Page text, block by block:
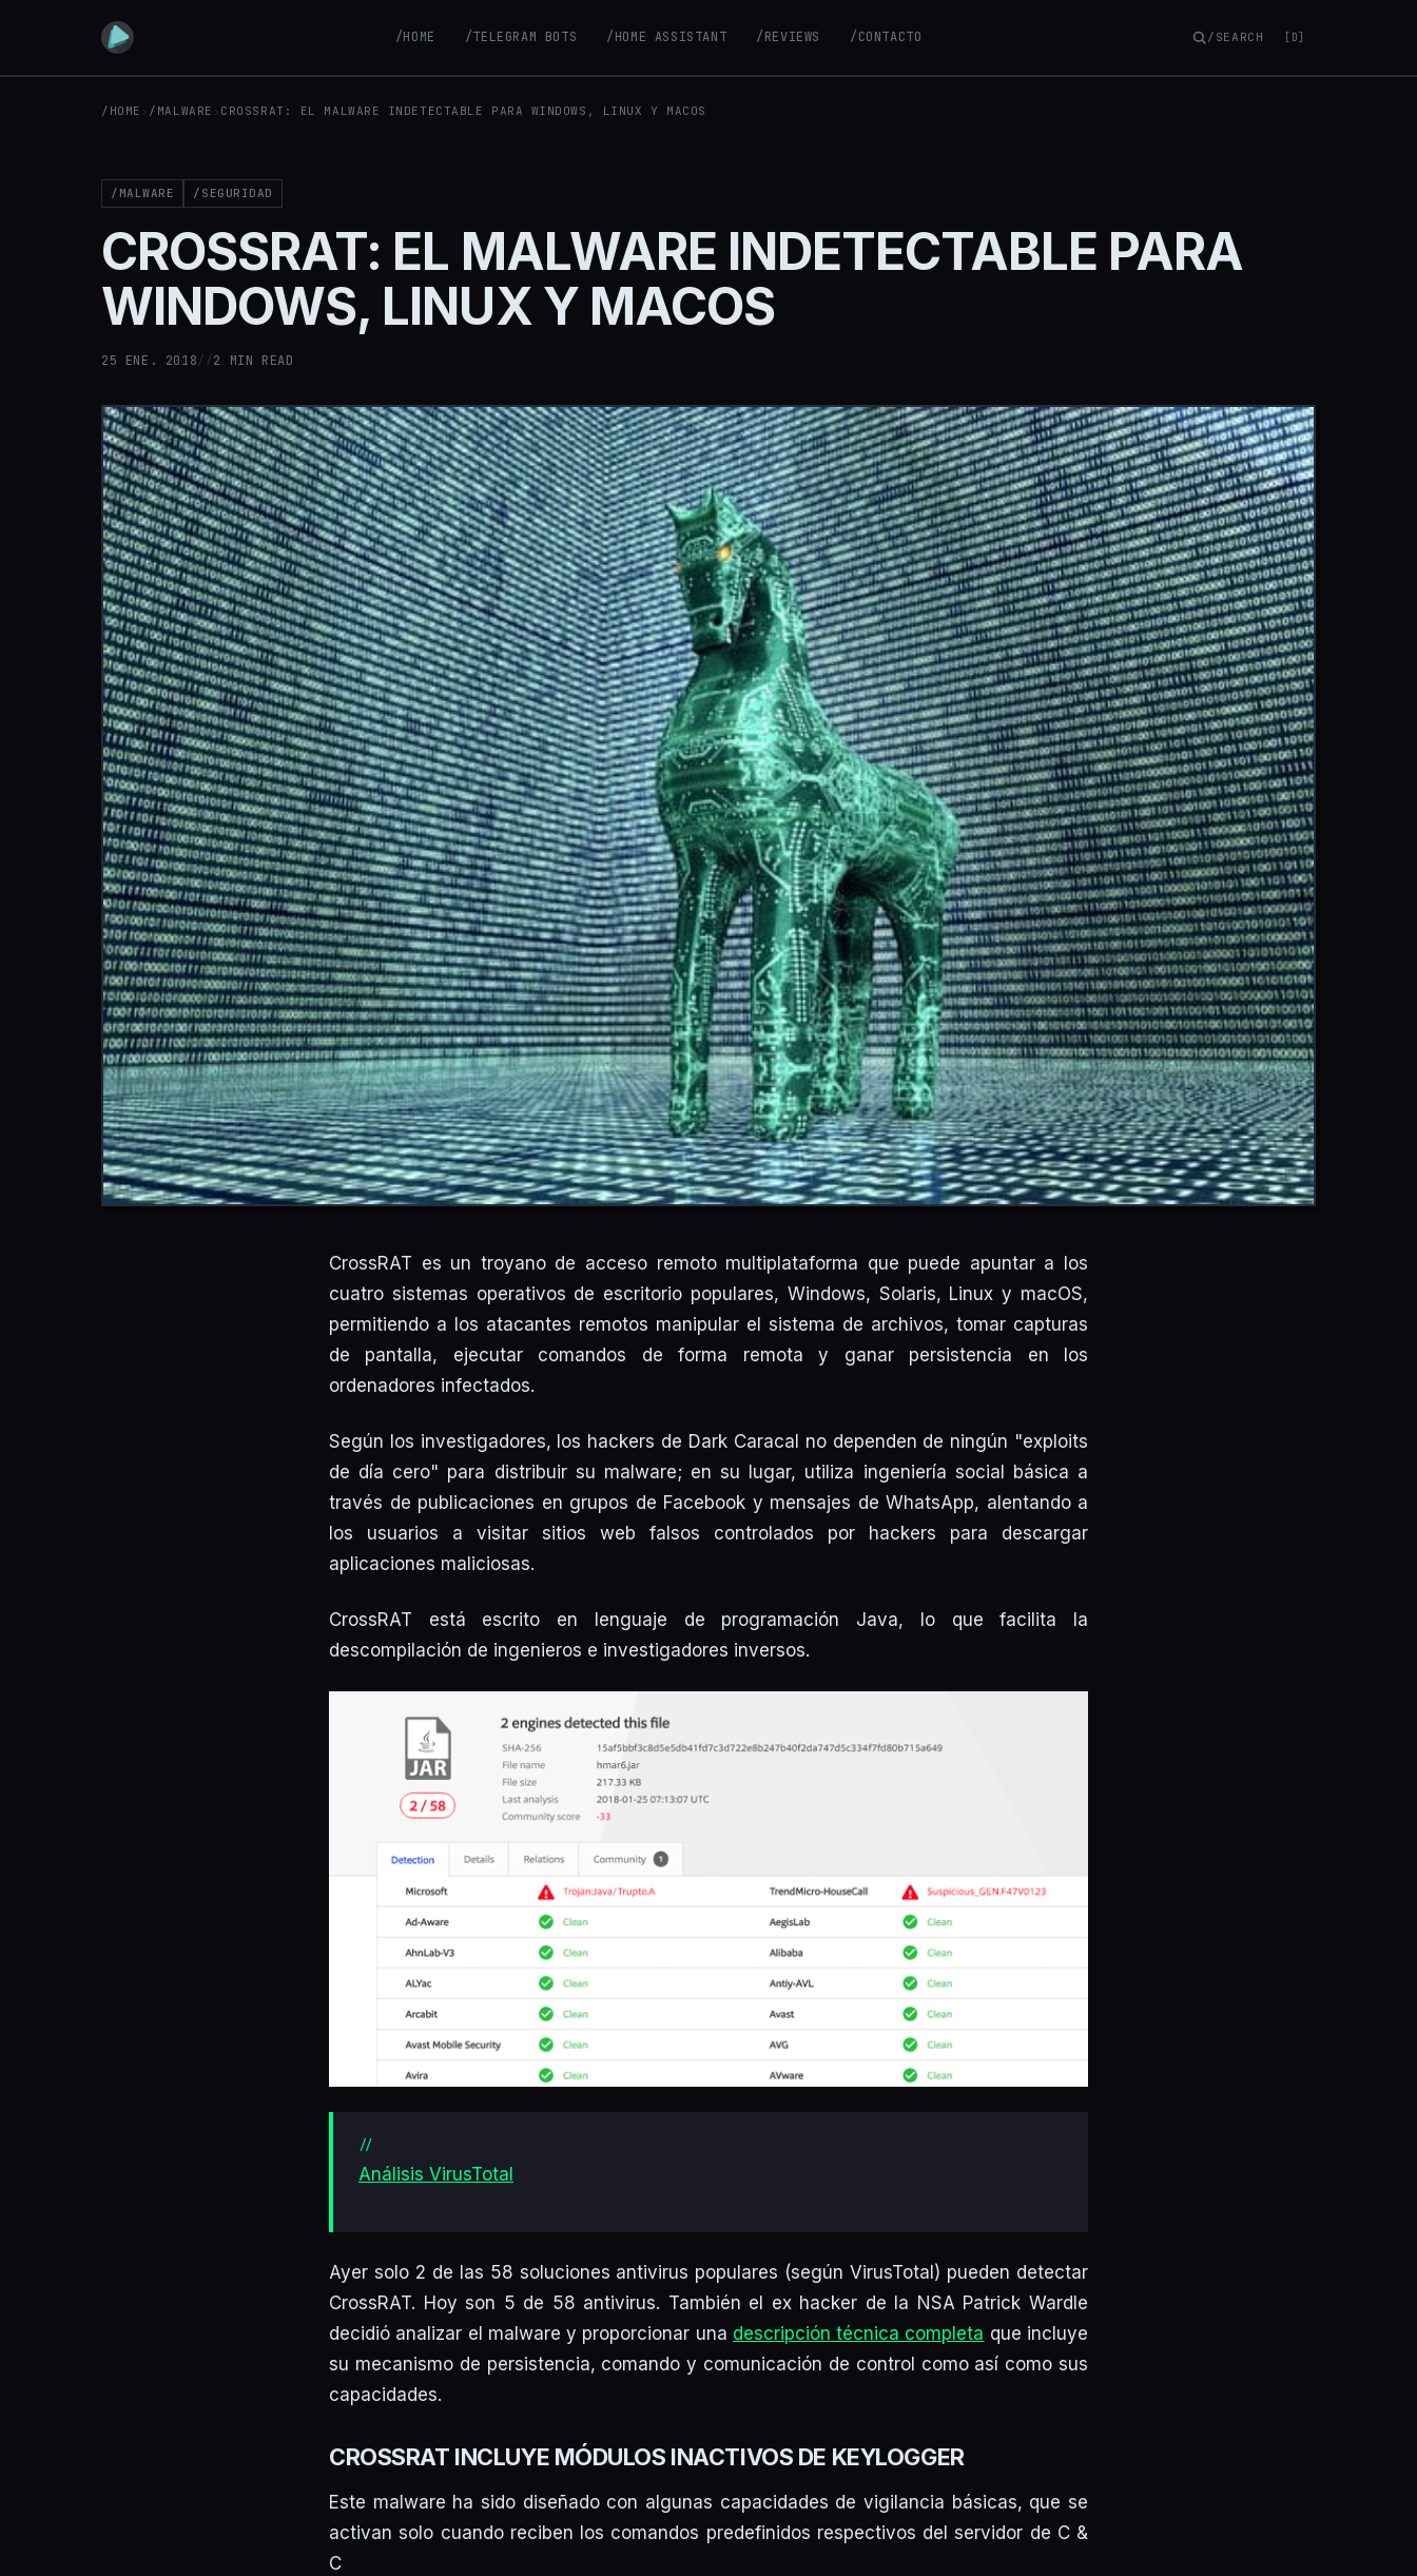
/HOME /TELEGRAM BOTS /HOME ASSISTANT /REVIEWS /CONTACTO /SEARCH [D]
/HOME › /MALWARE › CROSSRAT: EL MALWARE INDETECTABLE PARA WINDOWS, LINUX Y MACOS
/MALWARE /SEGURIDAD
CROSSRAT: EL MALWARE INDETECTABLE PARA
WINDOWS, LINUX Y MACOS
25 ENE. 2018//2 MIN READ
CrossRAT es un troyano de acceso remoto multiplataforma que puede apuntar a los
cuatro sistemas operativos de escritorio populares, Windows, Solaris, Linux y macOS,
permitiendo a los atacantes remotos manipular el sistema de archivos, tomar capturas
de pantalla, ejecutar comandos de forma remota y ganar persistencia en los
ordenadores infectados.
Según los investigadores, los hackers de Dark Caracal no dependen de ningún "exploits
de día cero" para distribuir su malware; en su lugar, utiliza ingeniería social básica a
través de publicaciones en grupos de Facebook y mensajes de WhatsApp, alentando a
los usuarios a visitar sitios web falsos controlados por hackers para descargar
aplicaciones maliciosas.
CrossRAT está escrito en lenguaje de programación Java, lo que facilita la
descompilación de ingenieros e investigadores inversos.
Análisis VirusTotal
Ayer solo 2 de las 58 soluciones antivirus populares (según VirusTotal) pueden detectar
CrossRAT. Hoy son 5 de 58 antivirus. También el ex hacker de la NSA Patrick Wardle
decidió analizar el malware y proporcionar una descripción técnica completa que incluye
su mecanismo de persistencia, comando y comunicación de control como así como sus
capacidades.
CROSSRAT INCLUYE MÓDULOS INACTIVOS DE KEYLOGGER
Este malware ha sido diseñado con algunas capacidades de vigilancia básicas, que se
activan solo cuando reciben los comandos predefinidos respectivos del servidor de C &
C